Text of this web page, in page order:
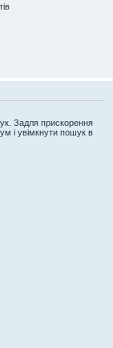
Задля прискорення
і увімкнути пошук в